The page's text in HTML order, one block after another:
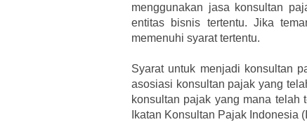
menggunakan jasa konsultan
entitas bisnis tertentu. Jika
memenuhi syarat tertentu.
Syarat untuk menjadi konsultan
asosiasi konsultan pajak yang
konsultan pajak yang mana telah
Ikatan Konsultan Pajak Indonesia